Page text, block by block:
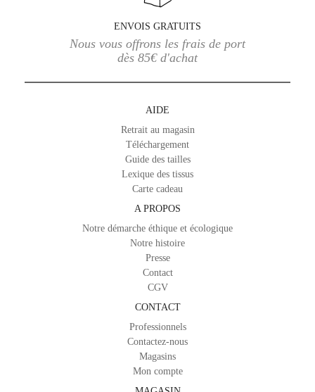
ENVOIS GRATUITS
Nous vous offrons les frais de port
dès 85€ d'achat
AIDE
Retrait au magasin
Téléchargement
Guide des tailles
Lexique des tissus
Carte cadeau
A PROPOS
Notre démarche éthique et écologique
Notre histoire
Presse
Contact
CGV
CONTACT
Professionnels
Contactez-nous
Magasins
Mon compte